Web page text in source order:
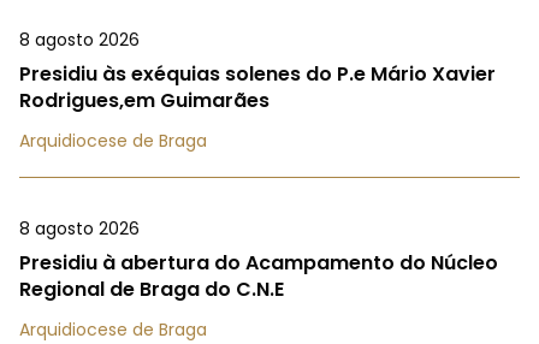
8 agosto 2026
Presidiu às exéquias solenes do P.e Mário Xavier
Rodrigues,em Guimarães
Arquidiocese de Braga
8 agosto 2026
Presidiu à abertura do Acampamento do Núcleo
Regional de Braga do C.N.E
Arquidiocese de Braga